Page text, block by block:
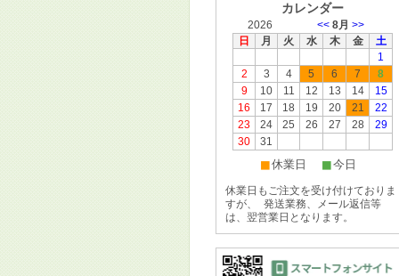
カレンダー
■休業日 ■今日
休業日もご注文を受け付けておりま
すが、 発送業務、メール返信等
は、翌営業日となります。